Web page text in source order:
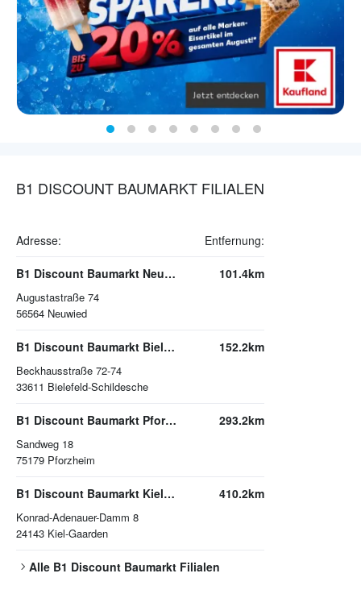
B1 DISCOUNT BAUMARKT FILIALEN
Adresse: Entfernung:
B1 Discount Baumarkt Neuwied
Augustastraße 74
56564 Neuwied
101.4km
B1 Discount Baumarkt Bielefeld-Schildesche
Beckhausstraße 72-74
33611 Bielefeld-Schildesche
152.2km
B1 Discount Baumarkt Pforzheim
Sandweg 18
75179 Pforzheim
293.2km
B1 Discount Baumarkt Kiel-Gaarden
Konrad-Adenauer-Damm 8
24143 Kiel-Gaarden
410.2km
Alle B1 Discount Baumarkt Filialen